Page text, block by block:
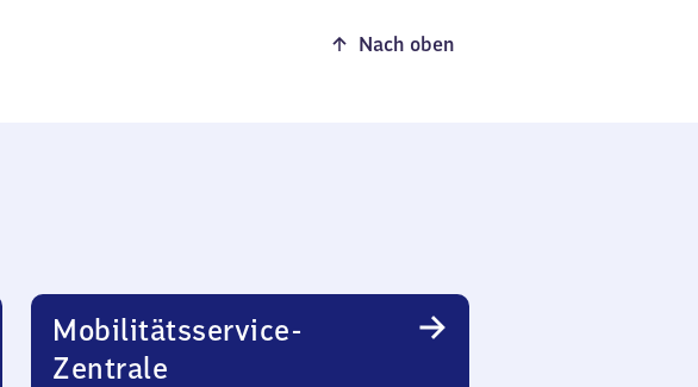
Nach oben
Mobilitätsservice-
Zentrale